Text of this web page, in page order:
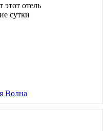
этот отель
сутки
Волна